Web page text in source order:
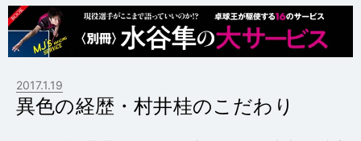
2017.1.19
異色の経歴・村井桂のこだわり